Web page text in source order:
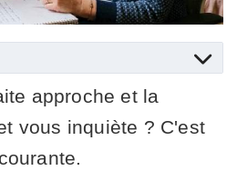
approche et la
vous inquiète ? C'est